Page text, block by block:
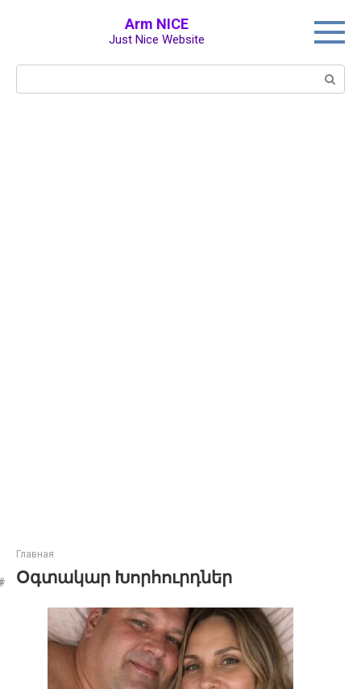
Arm NICE
Just Nice Website
Главная
Օգտակար Խորհուրդներ